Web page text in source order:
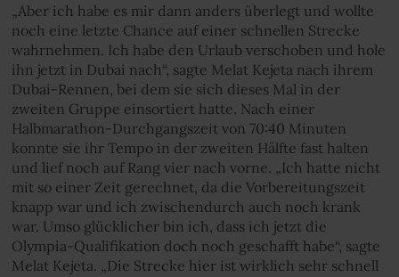
„Aber ich habe es mir dann anders überlegt und wollte
noch eine letzte Chance auf einer schnellen Strecke
wahrnehmen. Ich habe den Urlaub verschoben und hole
ihn jetzt in Dubai nach“, sagte Melat Kejeta nach ihrem
Dubai-Rennen, bei dem sie sich dieses Mal in der
zweiten Gruppe einsortiert hatte. Nach einer
Halbmarathon-Durchgangszeit von 70:40 Minuten
konnte sie ihr Tempo in der zweiten Hälfte fast halten
und lief noch auf Rang vier nach vorne. „Ich hatte nicht
mit so einer Zeit gerechnet, da die Vorbereitungszeit
knapp war und ich zwischendurch auch noch krank
war. Umso glücklicher bin ich, dass ich jetzt die
Olympia-Qualifikation doch noch geschafft habe“, sagte
Melat Kejeta. „Die Strecke hier ist wirklich sehr schnell